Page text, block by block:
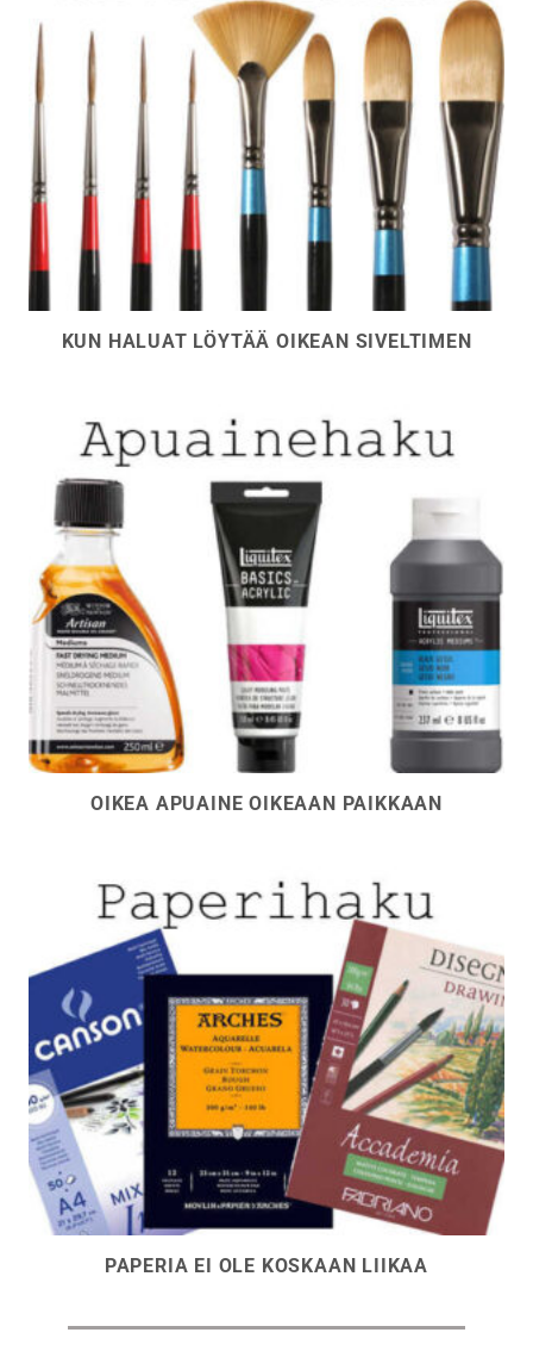
KUN HALUAT LÖYTÄÄ OIKEAN SIVELTIMEN
OIKEA APUAINE OIKEAAN PAIKKAAN
PAPERIA EI OLE KOSKAAN LIIKAA